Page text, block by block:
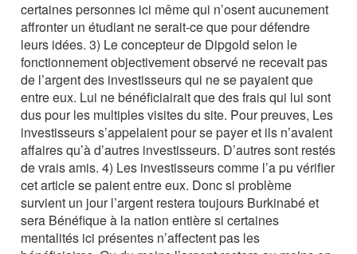
certaines personnes ici même qui n’osent aucunement
affronter un étudiant ne serait-ce que pour défendre
leurs idées. 3) Le concepteur de Dipgold selon le
fonctionnement objectivement observé ne recevait pas
de l’argent des investisseurs qui ne se payaient que
entre eux. Lui ne bénéficiairait que des frais qui lui sont
dus pour les multiples visites du site. Pour preuves, Les
investisseurs s’appelaient pour se payer et ils n’avaient
affaires qu’à d’autres investisseurs. D’autres sont restés
de vrais amis. 4) Les investisseurs comme l’a pu vérifier
cet article se paient entre eux. Donc si problème
survient un jour l’argent restera toujours Burkinabé et
sera Bénéfique à la nation entière si certaines
mentalités ici présentes n’affectent pas les